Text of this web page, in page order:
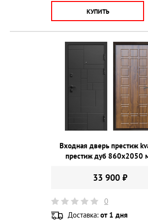
КУПИТЬ
Входная дверь престиж
престиж дуб 860х2050
33 900 ₽
0
Доставка: от 1 дня